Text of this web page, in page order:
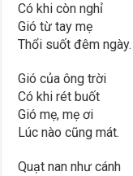
Có khi còn nghỉ
Gió từ tay mẹ
Thổi suốt đêm ngày.
Gió của ông trời
Có khi rét buốt
Gió mẹ, mẹ ơi
Lúc nào cũng mát.
Quạt nan như cánh